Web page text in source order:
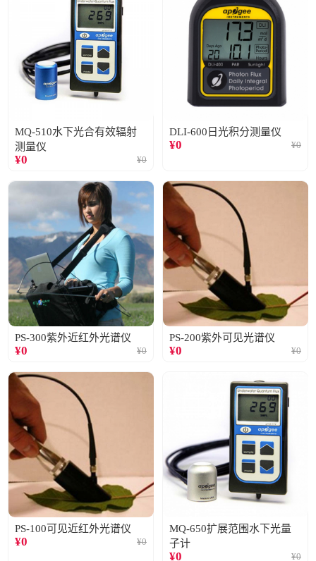
MQ-510水下光合有效辐射
测量仪
¥0 ¥0
DLI-600日光积分测量仪
¥0 ¥0
PS-300紫外近红外光谱仪
¥0 ¥0
PS-200紫外可见光谱仪
¥0 ¥0
PS-100可见近红外光谱仪
¥0 ¥0
MQ-650扩展范围水下光量
子计
¥0 ¥0